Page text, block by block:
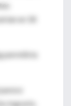
en 18
permitiría
lograrlo.